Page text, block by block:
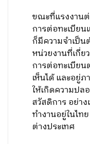
ขณะที่แรงงานต่
การต่อทะเบียน
ก็มีความจำเป็
หน่วยงานที่เกี่ย
การต่อทะเบีย
เห็นได้ และอยู่
ให้เกิดความป
สวัสดิการ อย่า
ทำงานอยู่ในไท
ต่างประเทศ